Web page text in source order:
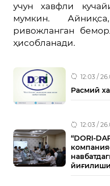
учун хавфли
мумкин.
ривожланган
ҳисобланади.
12:03 /
Расмий
12:03 /
“DORI-